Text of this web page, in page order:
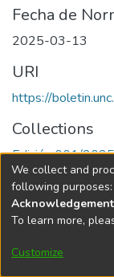
Fecha de
2025-03-13
URI
https://
Collections
Edición 001/
We collect and
following purposes:
To learn more,
Customize